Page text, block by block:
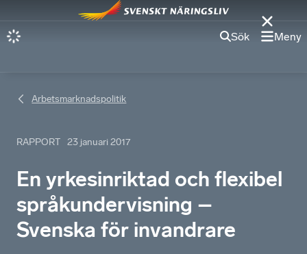
Sök Meny
Arbetsmarknadspolitik
RAPPORT 23 januari 2017
En yrkesinriktad och flexibel
språkundervisning –
Svenska för invandrare